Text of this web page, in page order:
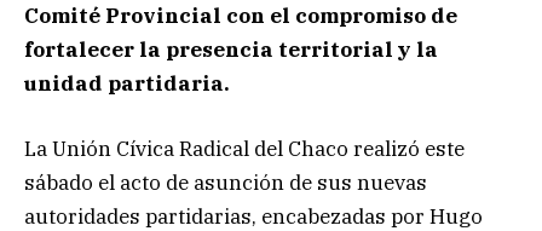
Comité Provincial con el compromiso de
fortalecer la presencia territorial y la
unidad partidaria.
La Unión Cívica Radical del Chaco realizó este
sábado el acto de asunción de sus nuevas
autoridades partidarias, encabezadas por Hugo